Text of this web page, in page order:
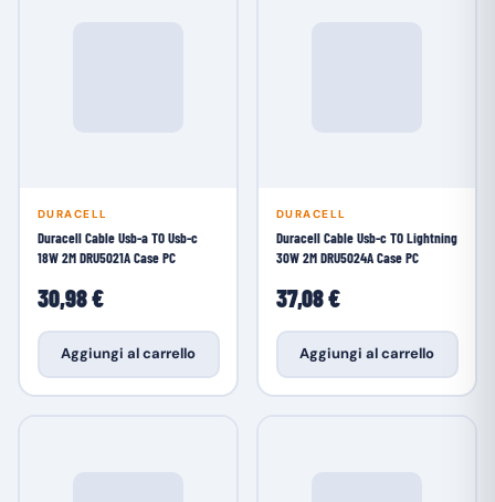
DURACELL
Duracell Cable Usb-a TO Usb-c
18W 2M DRU5021A Case PC
30,98 €
Aggiungi al carrello
DURACELL
Duracell Cable Usb-c TO Lightning
30W 2M DRU5024A Case PC
37,08 €
Aggiungi al carrello